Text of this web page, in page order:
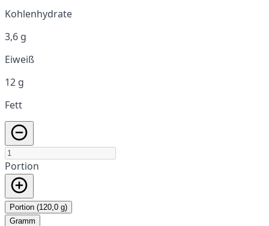
Kohlenhydrate
3,6 g
Eiweiß
12 g
Fett
Portion
Portion (120,0 g)
Gramm